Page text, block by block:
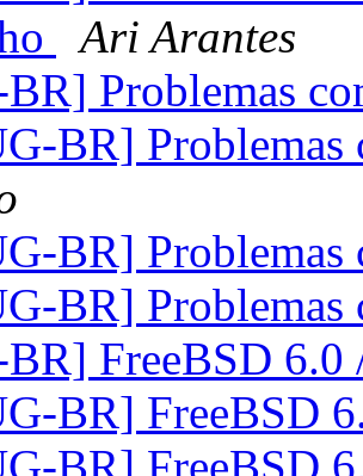
Ari Arantes
Problemas
BR]
BR]
BR]
FreeBSD
BR] FreeBSD